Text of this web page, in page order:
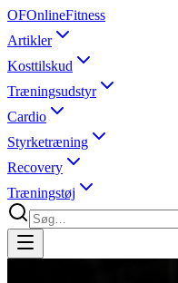
OFOnlineFitness
Artikler
Kosttilskud
Træningsudstyr
Cardio
Styrketræning
Recovery
Træningstøj